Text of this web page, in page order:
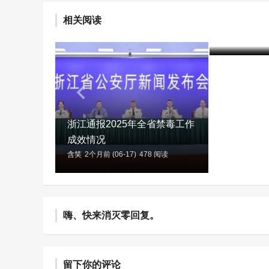
相关阅读
浙江通报2025年全省禁毒工作
成效情况
含笑 2个月前 (06-17) 478 阅读
嗨、快来消灭零回复。
留下你的评论